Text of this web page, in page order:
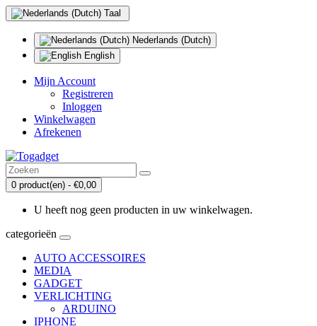
Taal
Nederlands (Dutch)
English
Mijn Account
Registreren
Inloggen
Winkelwagen
Afrekenen
0 product(en) - €0,00
U heeft nog geen producten in uw winkelwagen.
categorieën
AUTO ACCESSOIRES
MEDIA
GADGET
VERLICHTING
ARDUINO
IPHONE